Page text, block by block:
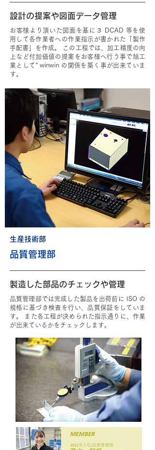
設計の提案や図面データ管理
お客様より頂いた図面を基に３ DCAD 等を使
用して各作業者への作業指示が書かれた「製作
手配書」を作成。 この工程では、加工精度の向
上など付加価値の提案をお客様へ行う事で旭工
業として“ winwin の関係を築く事が出来ていま
す。
生産技術部
品質管理部
製造した部品のチェックや管理
品質管理部では完成した製品を出荷前に ISO の
規格に基づき検査を行い、品質保証をしていま
す。 また各工程が決められた指示通りに、作業
が出来ているかをチェックします。